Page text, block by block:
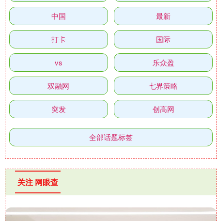
中国 最新
打卡 国际
vs 乐众盈
双融网 七界策略
突发 创高网
全部话题标签
关注 网眼查